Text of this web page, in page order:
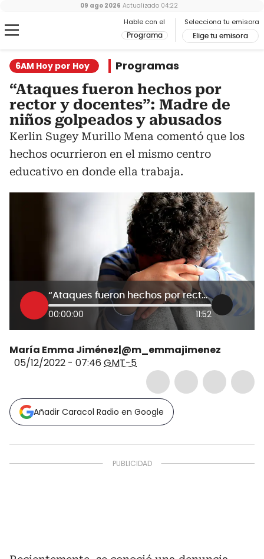
Hable con el
Programa
Selecciona tu emisora
Elige tu emisora
09 ago 2026 Actualizado 04:22
6AM Hoy por Hoy Programas
“Ataques fueron hechos por
rector y docentes”: Madre de
niños golpeados y abusados
Kerlin Sugey Murillo Mena comentó que los
hechos ocurrieron en el mismo centro
educativo en donde ella trabaja.
“Ataques fueron hechos por rector y docentes”: Madre de niños golpeados y abusados
00:00:00 11:52
María Emma Jiménez|@m_emmajimenez
05/12/2022 - 07:46 GMT-5
Añadir Caracol Radio en Google